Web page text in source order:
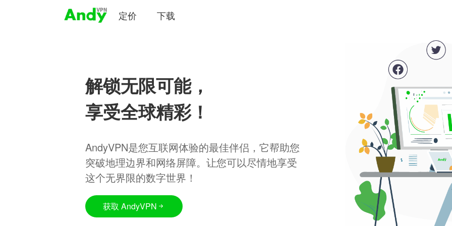
定价 下载
解锁无限可能，
享受全球精彩！
AndyVPN是您互联网体验的最佳伴侣，它帮助您
突破地理边界和网络屏障。让您可以尽情地享受
这个无界限的数字世界！
获取 AndyVPN